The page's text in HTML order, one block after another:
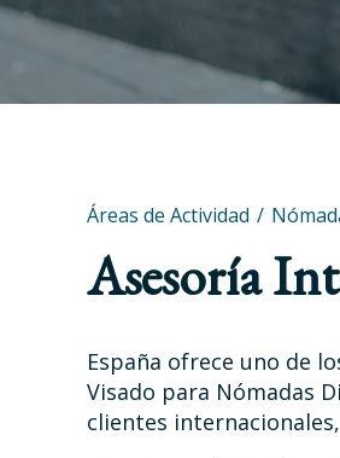
Áreas de Actividad
Asesoría
España ofrece uno de
Visado para Nómadas
clientes